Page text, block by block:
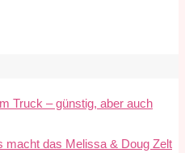
Truck – günstig, aber auch
macht das Melissa & Doug Zelt